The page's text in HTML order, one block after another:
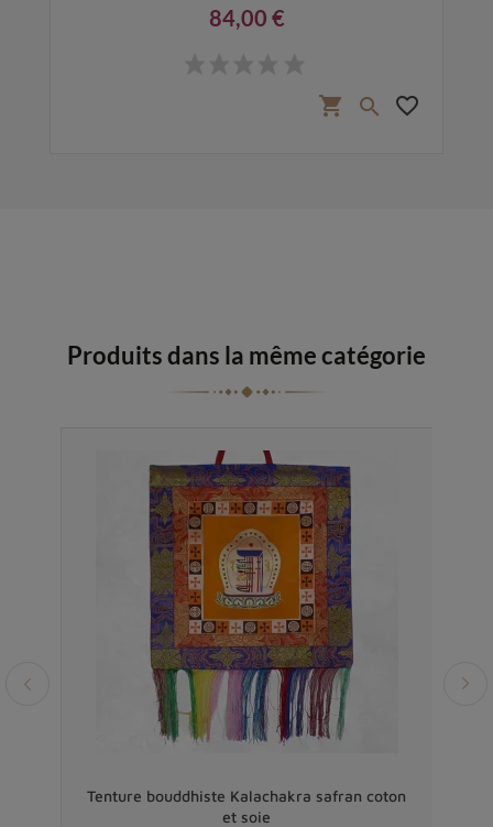
84,00 €
shopping_cart  favorite_border
Produits dans la même catégorie
Tenture bouddhiste Kalachakra safran coton
et soie